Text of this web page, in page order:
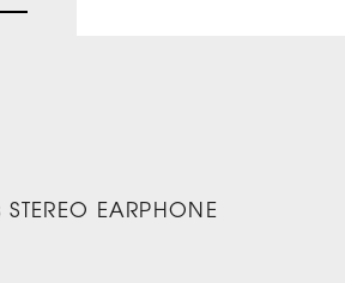
EARPHONE